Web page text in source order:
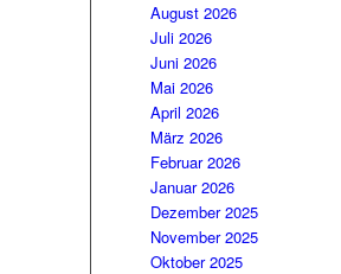
August 2026
Juli 2026
Juni 2026
Mai 2026
April 2026
März 2026
Februar 2026
Januar 2026
Dezember 2025
November 2025
Oktober 2025